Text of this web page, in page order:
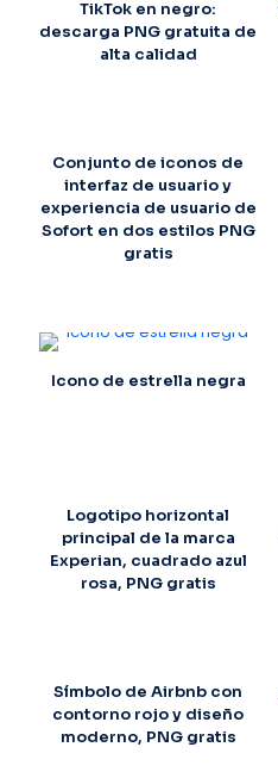
TikTok en negro:
descarga PNG gratuita de
alta calidad
Conjunto de iconos de
interfaz de usuario y
experiencia de usuario de
Sofort en dos estilos PNG
gratis
Icono de estrella negra
Logotipo horizontal
principal de la marca
Experian, cuadrado azul
rosa, PNG gratis
Símbolo de Airbnb con
contorno rojo y diseño
moderno, PNG gratis